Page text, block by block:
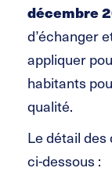
décembre
d’échanger
appliquer
habitants
qualité.
Le détail
ci-dessous :